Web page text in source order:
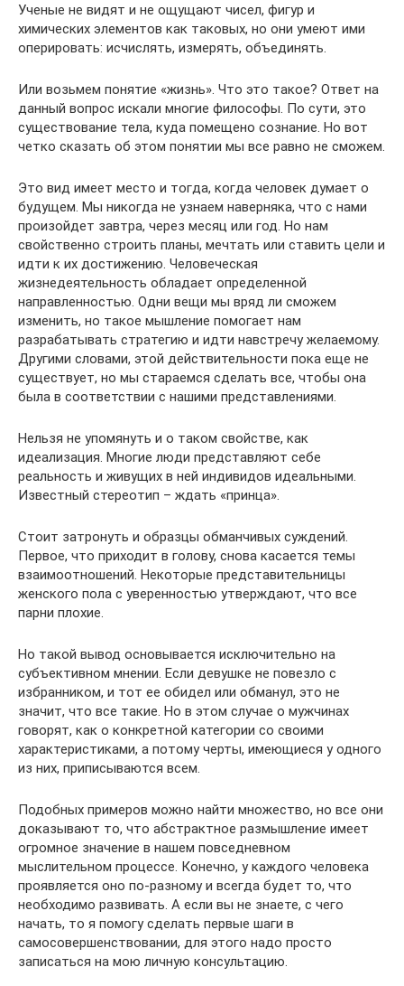
Ученые не видят и не ощущают чисел, фигур и
химических элементов как таковых, но они умеют ими
оперировать: исчислять, измерять, объединять.
Или возьмем понятие «жизнь». Что это такое? Ответ на
данный вопрос искали многие философы. По сути, это
существование тела, куда помещено сознание. Но вот
четко сказать об этом понятии мы все равно не сможем.
Это вид имеет место и тогда, когда человек думает о
будущем. Мы никогда не узнаем наверняка, что с нами
произойдет завтра, через месяц или год. Но нам
свойственно строить планы, мечтать или ставить цели и
идти к их достижению. Человеческая
жизнедеятельность обладает определенной
направленностью. Одни вещи мы вряд ли сможем
изменить, но такое мышление помогает нам
разрабатывать стратегию и идти навстречу желаемому.
Другими словами, этой действительности пока еще не
существует, но мы стараемся сделать все, чтобы она
была в соответствии с нашими представлениями.
Нельзя не упомянуть и о таком свойстве, как
идеализация. Многие люди представляют себе
реальность и живущих в ней индивидов идеальными.
Известный стереотип – ждать «принца».
Стоит затронуть и образцы обманчивых суждений.
Первое, что приходит в голову, снова касается темы
взаимоотношений. Некоторые представительницы
женского пола с уверенностью утверждают, что все
парни плохие.
Но такой вывод основывается исключительно на
субъективном мнении. Если девушке не повезло с
избранником, и тот ее обидел или обманул, это не
значит, что все такие. Но в этом случае о мужчинах
говорят, как о конкретной категории со своими
характеристиками, а потому черты, имеющиеся у одного
из них, приписываются всем.
Подобных примеров можно найти множество, но все они
доказывают то, что абстрактное размышление имеет
огромное значение в нашем повседневном
мыслительном процессе. Конечно, у каждого человека
проявляется оно по-разному и всегда будет то, что
необходимо развивать. А если вы не знаете, с чего
начать, то я помогу сделать первые шаги в
самосовершенствовании, для этого надо просто
записаться на мою личную консультацию.